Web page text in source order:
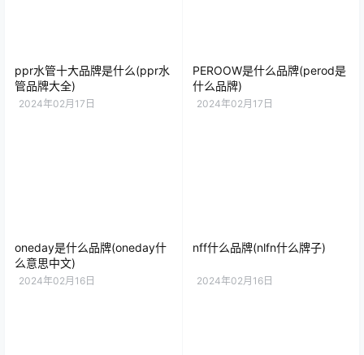
ppr水管十大品牌是什么(ppr水
管品牌大全)
2024年02月17日
PEROOW是什么品牌(perod是
什么品牌)
2024年02月17日
oneday是什么品牌(oneday什
么意思中文)
2024年02月16日
nff什么品牌(nlfn什么牌子)
2024年02月16日